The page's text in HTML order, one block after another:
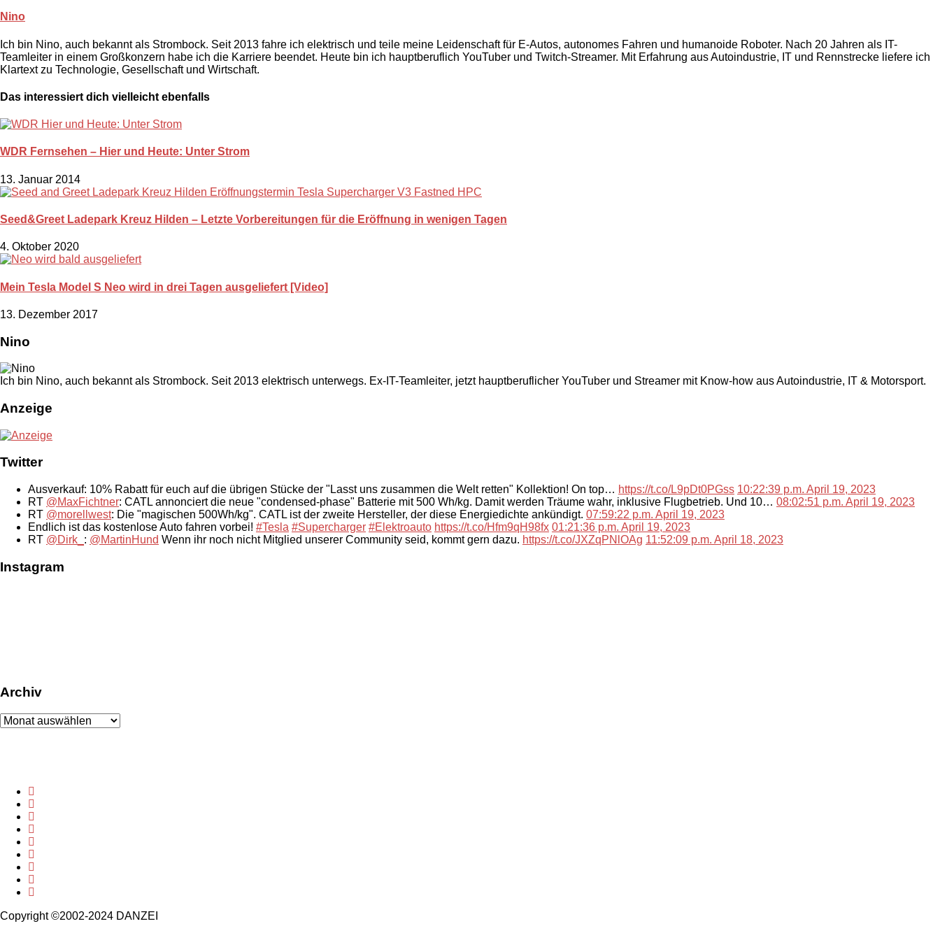
Nino
Ich bin Nino, auch bekannt als Strombock. Seit 2013 fahre ich elektrisch und teile meine Leidenschaft für E-Autos, autonomes Fahren und humanoide Roboter. Nach 20 Jahren als IT-
Teamleiter in einem Großkonzern habe ich die Karriere beendet. Heute bin ich hauptberuflich YouTuber und Twitch-Streamer. Mit Erfahrung aus Autoindustrie, IT und Rennstrecke liefere ich
Klartext zu Technologie, Gesellschaft und Wirtschaft.
Das interessiert dich vielleicht ebenfalls
WDR Fernsehen – Hier und Heute: Unter Strom
13. Januar 2014
Seed&Greet Ladepark Kreuz Hilden – Letzte Vorbereitungen für die Eröffnung in wenigen Tagen
4. Oktober 2020
Mein Tesla Model S Neo wird in drei Tagen ausgeliefert [Video]
13. Dezember 2017
Nino
Ich bin Nino, auch bekannt als Strombock. Seit 2013 elektrisch unterwegs. Ex-IT-Teamleiter, jetzt hauptberuflicher YouTuber und Streamer mit Know-how aus Autoindustrie, IT & Motorsport.
Anzeige
Twitter
Ausverkauf: 10% Rabatt für euch auf die übrigen Stücke der "Lasst uns zusammen die Welt retten" Kollektion! On top… https://t.co/L9pDt0PGss 10:22:39 p.m. April 19, 2023
RT @MaxFichtner: CATL annonciert die neue "condensed-phase" Batterie mit 500 Wh/kg. Damit werden Träume wahr, inklusive Flugbetrieb. Und 10… 08:02:51 p.m. April 19, 2023
RT @morellwest: Die "magischen 500Wh/kg". CATL ist der zweite Hersteller, der diese Energiedichte ankündigt. 07:59:22 p.m. April 19, 2023
Endlich ist das kostenlose Auto fahren vorbei! #Tesla #Supercharger #Elektroauto https://t.co/Hfm9qH98fx 01:21:36 p.m. April 19, 2023
RT @Dirk_ : @MartinHund Wenn ihr noch nicht Mitglied unserer Community seid, kommt gern dazu. https://t.co/JXZqPNlOAg 11:52:09 p.m. April 18, 2023
Instagram
Archiv
Archiv
Copyright ©2002-2024 DANZEI